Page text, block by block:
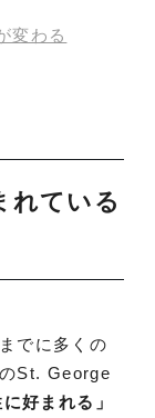
変わる
れている
でに多くの
St. George
好まれる」